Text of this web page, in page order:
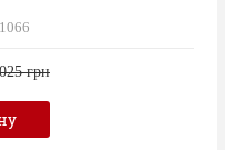
грн